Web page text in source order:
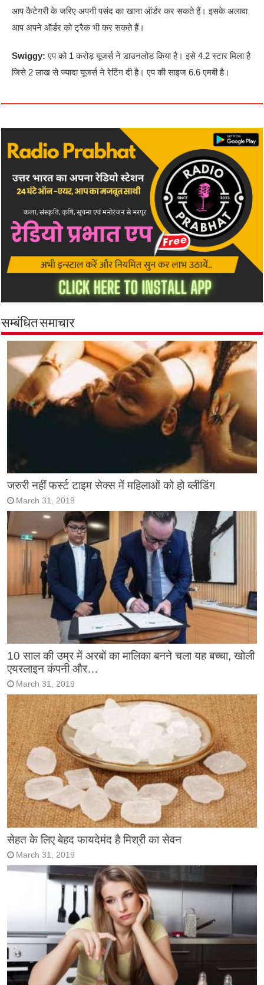
आप कैटेगरी के जरिए अपनी पसंद का खाना ऑर्डर कर सकते हैं। इसके अलावा
आप अपने ऑर्डर को ट्रैक भी कर सकते हैं।
Swiggy: एप को 1 करोड़ यूजर्स ने डाउनलोड किया है। इसे 4.2 स्टार मिला है
जिसे 2 लाख से ज्यादा यूजर्स ने रेटिंग दी है। एप की साइज 6.6 एमबी है।
सम्बंधित समाचार
जरुरी नहीं फर्स्ट टाइम सेक्स में महिलाओं को हो ब्लीडिंग
March 31, 2019
10 साल की उम्र में अरबों का मालिका बनने चला यह बच्चा, खोली
एयरलाइन कंपनी और…
March 31, 2019
सेहत के लिए बेहद फायदेमंद है मिश्री का सेवन
March 31, 2019